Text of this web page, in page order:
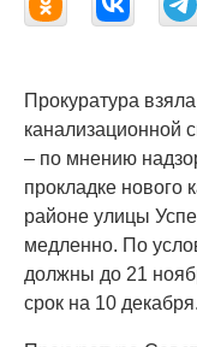
Прокуратура
канализационной
– по мнению
прокладке нового
районе улицы
медленно. По
должны до 21
срок на 10 декабря.